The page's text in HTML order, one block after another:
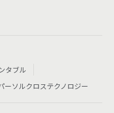
タブル
ーソルクロステクノロジー